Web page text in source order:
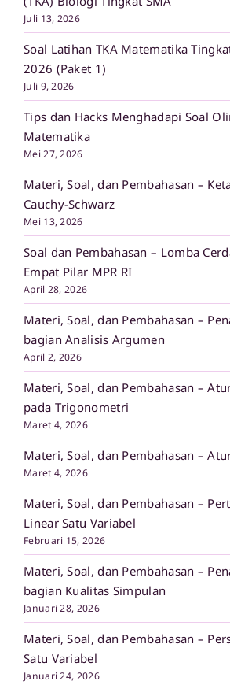
Juli 13, 2026
Soal Latihan TKA Matematika
2026 (Paket 1)
Juli 9, 2026
Tips dan Hacks Menghadapi Soal
Matematika
Mei 27, 2026
Materi, Soal, dan Pembahasan –
Cauchy-Schwarz
Mei 13, 2026
Soal dan Pembahasan – Lomba
Empat Pilar MPR RI
April 28, 2026
Materi, Soal, dan Pembahasan –
bagian Analisis Argumen
April 2, 2026
Materi, Soal, dan Pembahasan –
pada Trigonometri
Maret 4, 2026
Materi, Soal, dan Pembahasan –
Maret 4, 2026
Materi, Soal, dan Pembahasan –
Linear Satu Variabel
Februari 15, 2026
Materi, Soal, dan Pembahasan –
bagian Kualitas Simpulan
Januari 28, 2026
Materi, Soal, dan Pembahasan –
Satu Variabel
Januari 24, 2026